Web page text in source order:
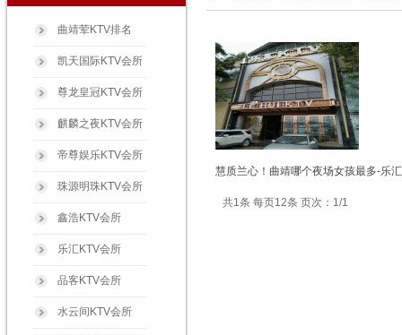
曲靖荤KTV排名
凯天国际KTV会所
尊龙皇冠KTV会所
麒麟之夜KTV会所
帝尊娱乐KTV会所
珠源明珠KTV会所
鑫浩KTV会所
乐汇KTV会所
品客KTV会所
水云间KTV会所
慧质兰心！曲靖哪个夜场女孩最多-乐
共1条 每页12条 页次：1/1